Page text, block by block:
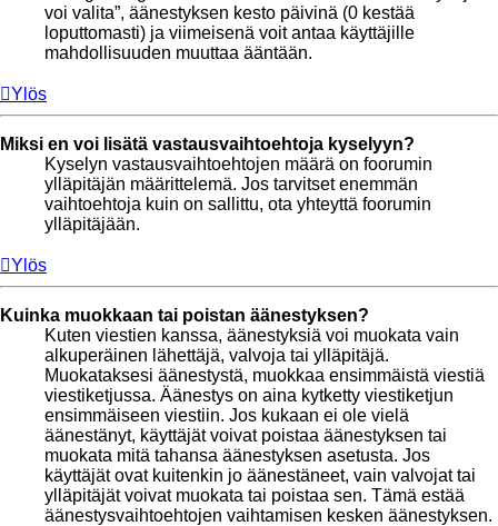
voi valita”, äänestyksen kesto päivinä (0 kestää
loputtomasti) ja viimeisenä voit antaa käyttäjille
mahdollisuuden muuttaa ääntään.
Ylös
Miksi en voi lisätä vastausvaihtoehtoja kyselyyn?
Kyselyn vastausvaihtoehtojen määrä on foorumin
ylläpitäjän määrittelemä. Jos tarvitset enemmän
vaihtoehtoja kuin on sallittu, ota yhteyttä foorumin
ylläpitäjään.
Ylös
Kuinka muokkaan tai poistan äänestyksen?
Kuten viestien kanssa, äänestyksiä voi muokata vain
alkuperäinen lähettäjä, valvoja tai ylläpitäjä.
Muokataksesi äänestystä, muokkaa ensimmäistä viestiä
viestiketjussa. Äänestys on aina kytketty viestiketjun
ensimmäiseen viestiin. Jos kukaan ei ole vielä
äänestänyt, käyttäjät voivat poistaa äänestyksen tai
muokata mitä tahansa äänestyksen asetusta. Jos
käyttäjät ovat kuitenkin jo äänestäneet, vain valvojat tai
ylläpitäjät voivat muokata tai poistaa sen. Tämä estää
äänestysvaihtoehtojen vaihtamisen kesken äänestyksen.